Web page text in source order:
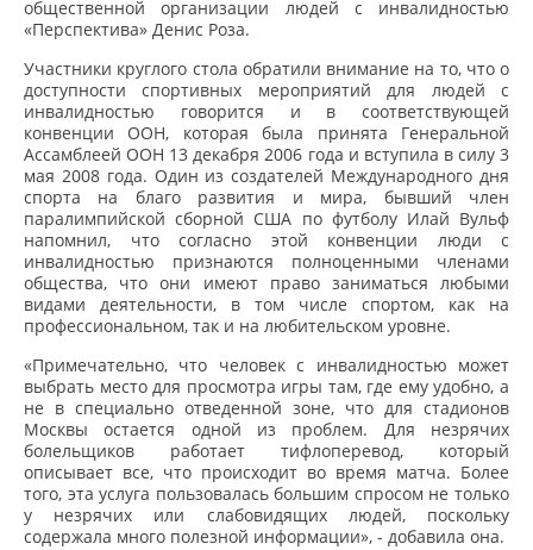
общественной организации людей с инвалидностью
«Перспектива» Денис Роза.
Участники круглого стола обратили внимание на то, что о
доступности спортивных мероприятий для людей с
инвалидностью говорится и в соответствующей
конвенции ООН, которая была принята Генеральной
Ассамблеей ООН 13 декабря 2006 года и вступила в силу 3
мая 2008 года. Один из создателей Международного дня
спорта на благо развития и мира, бывший член
паралимпийской сборной США по футболу Илай Вульф
напомнил, что согласно этой конвенции люди с
инвалидностью признаются полноценными членами
общества, что они имеют право заниматься любыми
видами деятельности, в том числе спортом, как на
профессиональном, так и на любительском уровне.
«Примечательно, что человек с инвалидностью может
выбрать место для просмотра игры там, где ему удобно, а
не в специально отведенной зоне, что для стадионов
Москвы остается одной из проблем. Для незрячих
болельщиков работает тифлоперевод, который
описывает все, что происходит во время матча. Более
того, эта услуга пользовалась большим спросом не только
у незрячих или слабовидящих людей, поскольку
содержала много полезной информации», - добавила она.